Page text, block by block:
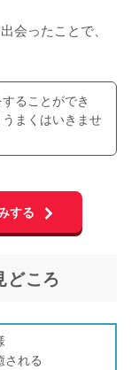
会ったことで、
ることができ
まくはいきませ
する
どころ
される